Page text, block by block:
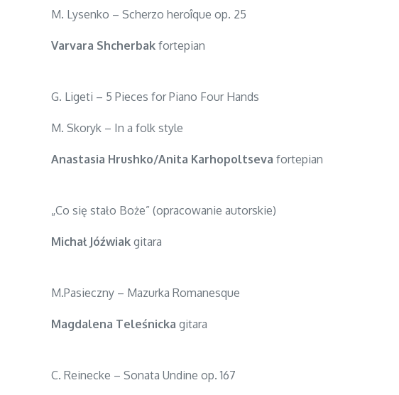
M. Lysenko – Scherzo heroîque op. 25
Varvara Shcherbak fortepian
G. Ligeti – 5 Pieces for Piano Four Hands
M. Skoryk – In a folk style
Anastasia Hrushko/Anita Karhopoltseva fortepian
„Co się stało Boże” (opracowanie autorskie)
Michał Jóźwiak gitara
M.Pasieczny – Mazurka Romanesque
Magdalena Teleśnicka gitara
C. Reinecke – Sonata Undine op. 167